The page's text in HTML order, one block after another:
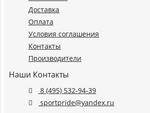
Доставка
Оплата
Условия соглашения
Контакты
Производители
Наши Контакты
8 (495) 532-94-39
sportpride@yandex.ru